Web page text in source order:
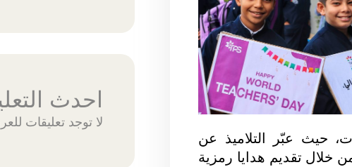
حيث عبّر التلاميذ عن
خلال تقديم هدايا رمزية
احدث
لا توجد تعليقات